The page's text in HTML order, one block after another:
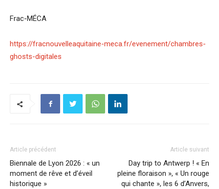
Frac-MÉCA
https://fracnouvelleaquitaine-meca.fr/evenement/chambres-
ghosts-digitales
Article précédent
Biennale de Lyon 2026 : « un
moment de rêve et d’éveil
historique »
Article suivant
Day trip to Antwerp ! « En
pleine floraison », « Un rouge
qui chante », les 6 d’Anvers,